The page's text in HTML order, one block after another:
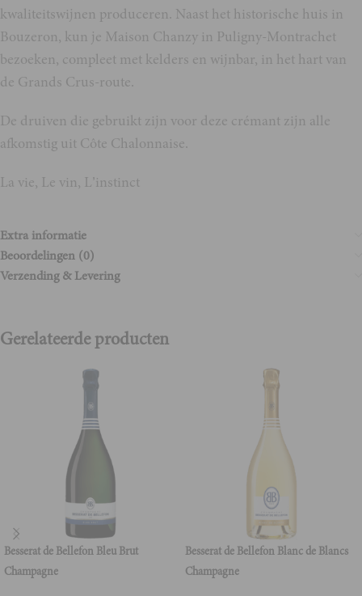
kwaliteitswijnen produceren. Naast het historische huis in
Bouzeron, kun je Maison Chanzy in Puligny-Montrachet
bezoeken, compleet met kelders en wijnbar, in het hart van
de Grands Crus-route.
De druiven die gebruikt zijn voor deze crémant zijn alle
afkomstig uit Côte Chalonnaise.
La vie, Le vin, L’instinct
Extra informatie
Beoordelingen (0)
Verzending & Levering
Gerelateerde producten
Besserat de Bellefon Bleu Brut
Champagne
Besserat de Bellefon Blanc de Blancs
Champagne